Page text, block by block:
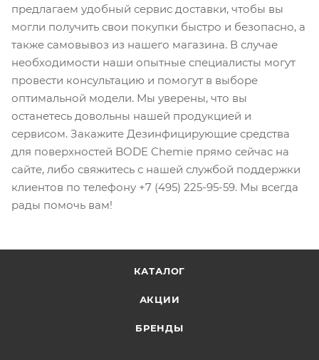
предлагаем удобный сервис доставки, чтобы вы
могли получить свои покупки быстро и безопасно, а
также самовывоз из нашего магазина. В случае
необходимости наши опытные специалисты могут
провести консультацию и помогут в выборе
оптимальной модели. Мы уверены, что вы
останетесь довольны нашей продукцией и
сервисом. Закажите Дезинфицирующие средства
для поверхностей BODE Chemie прямо сейчас на
сайте, либо свяжитесь с нашей службой поддержки
клиентов по телефону +7 (495) 225-95-59. Мы всегда
рады помочь вам!
КАТАЛОГ
АКЦИИ
БРЕНДЫ